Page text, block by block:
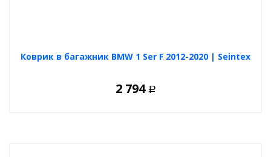
Коврик в багажник BMW 1 Ser F 2012-2020 | Seintex
2 794 Р